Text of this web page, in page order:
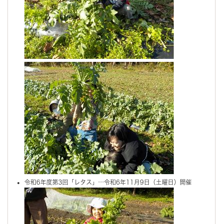
令和6年度第3回「レタス」…令和6年11月9日（土曜日）開催